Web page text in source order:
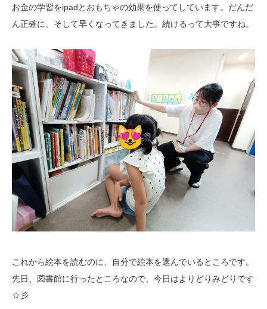
お金の学習をipadとおもちゃの効果を使ってしています。だんだ
ん正確に、そして早くなってきました。続けるって大事ですね。
これから絵本を読むのに、自分で絵本を選んでいるところです。
先日、図書館に行ったところなので、今日はよりどりみどりです
☆彡